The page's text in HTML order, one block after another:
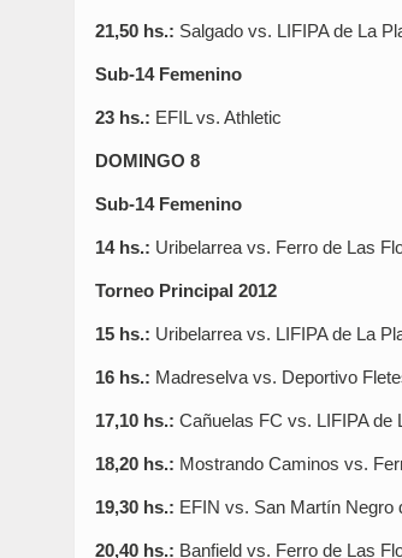
21,50 hs.: Salgado vs. LIFIPA de La
Sub-14 Femenino
23 hs.: EFIL vs. Athletic
DOMINGO 8
Sub-14 Femenino
14 hs.: Uribelarrea vs. Ferro de Las
Torneo Principal 2012
15 hs.: Uribelarrea vs. LIFIPA de La
16 hs.: Madreselva vs. Deportivo
17,10 hs.: Cañuelas FC vs. LIFIPA de
18,20 hs.: Mostrando Caminos vs.
19,30 hs.: EFIN vs. San Martín Negro
20,40 hs.: Banfield vs. Ferro de Las